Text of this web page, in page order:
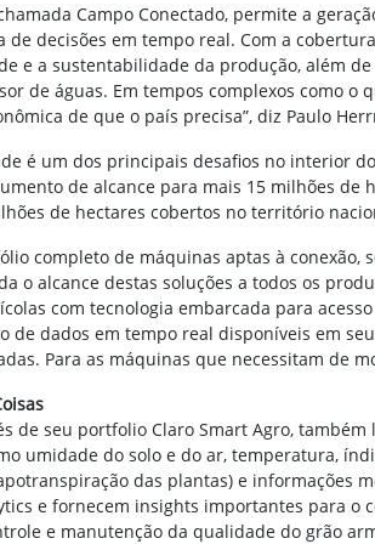
Campo Conectado, permite a
de decisões em tempo real. Com a
e a sustentabilidade da produção, além
de águas. Em tempos complexos como
de que o país precisa”, diz Paulo
é um dos principais desafios no interior
de alcance para mais 15 milhões de
de hectares cobertos no território
completo de máquinas aptas à conexão,
o alcance destas soluções a todos os
com tecnologia embarcada para
de dados em tempo real disponíveis em
Para as máquinas que necessitam de
de seu portfolio Claro Smart Agro,
umidade do solo e do ar, temperatura,
das plantas) e informações
e fornecem insights importantes para o
e manutenção da qualidade do grão